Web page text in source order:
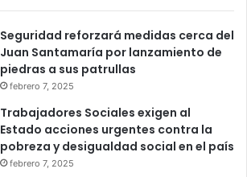
Seguridad reforzará medidas cerca del
Juan Santamaría por lanzamiento de
piedras a sus patrullas
febrero 7, 2025
Trabajadores Sociales exigen al
Estado acciones urgentes contra la
pobreza y desigualdad social en el país
febrero 7, 2025